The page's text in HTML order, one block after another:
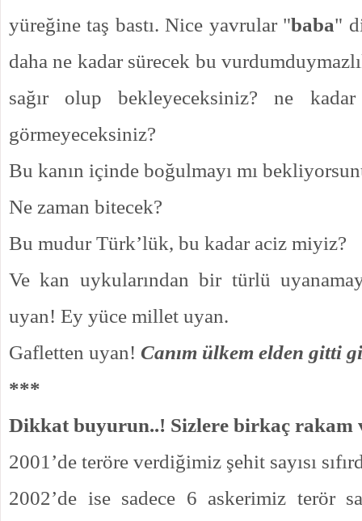
yüreğine taş bastı. Nice yavrular "baba"
daha ne kadar sürecek bu
sağır olup bekleyeceksiniz? ne
görmeyeceksiniz?
Bu kanın içinde boğulmayı mı
Ne zaman bitecek?
Bu mudur Türk’lük, bu kadar aciz miyiz?
Ve kan uykularından bir türlü
uyan! Ey yüce millet uyan.
Gafletten uyan! Canım ülkem elden gitti
***
Dikkat buyurun..! Sizlere birkaç rakam
2001’de teröre verdiğimiz şehit sayısı
2002’de ise sadece 6 askerimiz terör